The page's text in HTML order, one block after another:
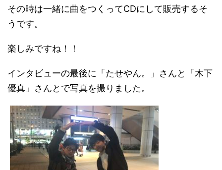
その時は一緒に曲をつくってCDにして販売するそ
うです。
楽しみですね！！
インタビューの最後に「たせやん。」さんと「木下
優真」さんとで写真を撮りました。